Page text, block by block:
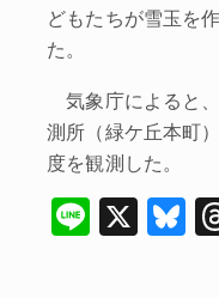
どもたちが雪玉を
た。
気象庁によると
測所（緑ケ丘本町
度を観測した。
Li
X
Bl